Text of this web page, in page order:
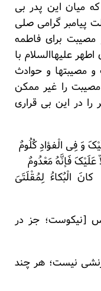
میان این پدر بی
پیامبر گرامی صلی
مصیبت برای فاطمه
علیهاالسلام با
مصیبتها و حوادث
را غیر ممکن
را در این بی قراری
وَ فِی الْفؤادِ کُلُومٌ
فَإنَّهُ مَعْدُومٌ
الْبُکاءُ لِمُقْلَتَیَ
[نیکوست؛ جز در
نیست؛ هر چند